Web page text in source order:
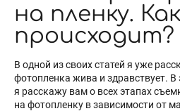
на пленку.
происходит?
В одной из своих статей я уже
фотопленка жива и здравствует. В
я расскажу вам о всех этапах
на фотопленку в зависимости от